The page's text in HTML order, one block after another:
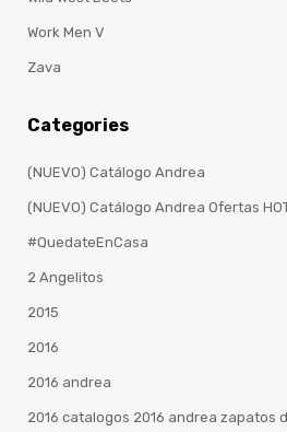
Work Men V
Zava
Categories
(NUEVO) Catálogo Andrea
(NUEVO) Catálogo Andrea Ofertas
#QuedateEnCasa
2 Angelitos
2015
2016
2016 andrea
2016 catalogos 2016 andrea zapatos